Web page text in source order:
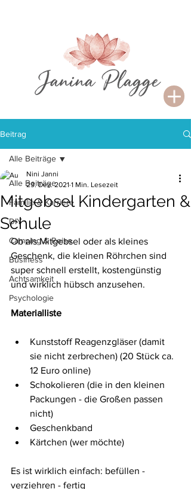
Beitrag
Alle Beiträge
Familie & Karriere
DIY
Camping & Reise
Business
Achtsamkeit
Psychologie
Alle Beiträge
Mitgebsel Kindergarten &
Schule
Nini Janni
29. Dez. 2021 1 Min. Lesezeit
Ob als Mitgebsel oder als kleines
Geschenk, die kleinen Röhrchen sind
super schnell erstellt, kostengünstig
und wirklich hübsch anzusehen.
Materialliste
Kunststoff Reagenzgläser (damit
sie nicht zerbrechen) (20 Stück ca.
12 Euro online)
Schokolieren (die in den kleinen
Packungen - die Großen passen
nicht)
Geschenkband
Kärtchen (wer möchte)
Es ist wirklich einfach: befüllen -
verziehren - fertig